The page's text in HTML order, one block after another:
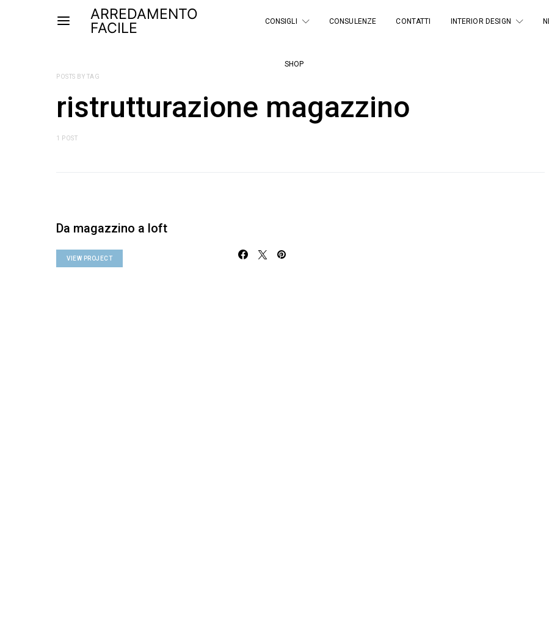
ARREDAMENTO
FACILE
CONSIGLI CONSULENZE CONTATTI INTERIOR DESIGN
SHOP
POSTS BY TAG
ristrutturazione magazzino
1 POST
Da magazzino a loft
VIEW PROJECT